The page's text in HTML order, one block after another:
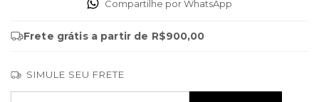
Compartilhe por WhatsApp
Frete grátis a partir de R$900,00
SIMULE SEU FRETE
Entregas para o CEP:
ALTERAR CEP